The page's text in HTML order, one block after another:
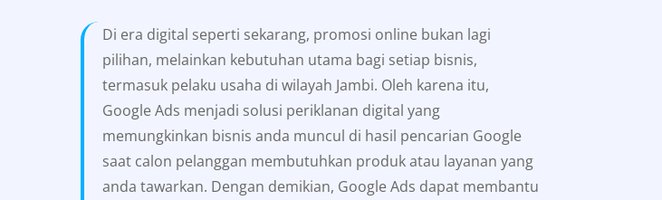
Di era digital seperti sekarang, promosi online bukan lagi
pilihan, melainkan kebutuhan utama bagi setiap bisnis,
termasuk pelaku usaha di wilayah Jambi. Oleh karena itu,
Google Ads menjadi solusi periklanan digital yang
memungkinkan bisnis anda muncul di hasil pencarian Google
saat calon pelanggan membutuhkan produk atau layanan yang
anda tawarkan. Dengan demikian, Google Ads dapat membantu